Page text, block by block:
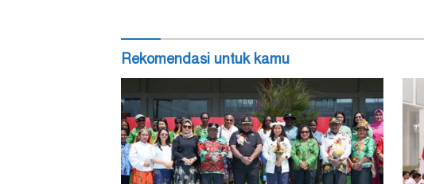
Rekomendasi untuk kamu